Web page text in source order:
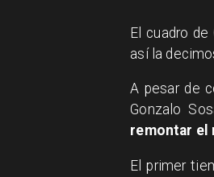
El cuadro
así la
A pesar de
Gonzalo
remontar el
El primer